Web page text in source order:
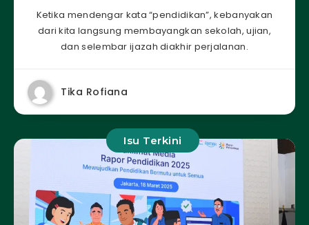
Ketika mendengar kata “pendidikan”, kebanyakan
dari kita langsung membayangkan sekolah, ujian,
dan selembar ijazah diakhir perjalanan.
Tika Rofiana
Isu Terkini